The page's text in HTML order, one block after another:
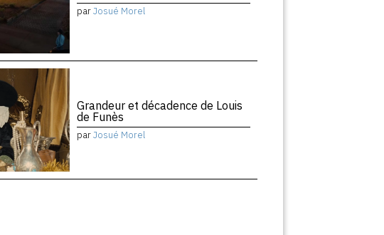
parJosué Morel
Grandeur et décadence de Louis
de Funès
parJosué Morel